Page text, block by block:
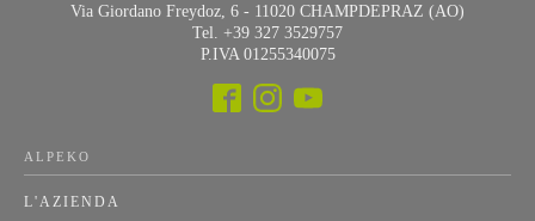
Via Giordano Freydoz, 6 - 11020 CHAMPDEPRAZ (AO)
Tel. +39 327 3529757
P.IVA 01255340075
ALPEKO
L'AZIENDA